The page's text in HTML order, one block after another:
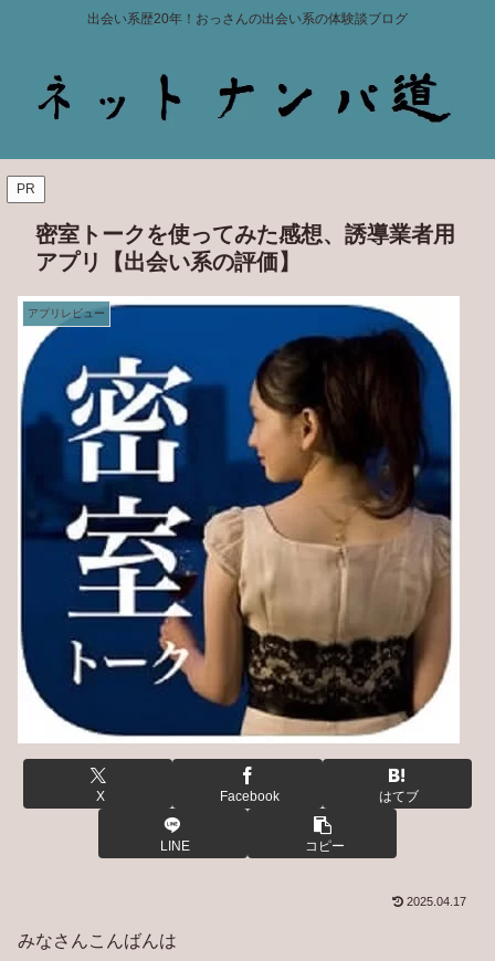
出会い系歴20年！おっさんの出会い系の体験談ブログ
PR
密室トークを使ってみた感想、誘導業者用
アプリ【出会い系の評価】
アプリレビュー
X Facebook はてブ
LINE コピー
2025.04.17
みなさんこんばんは